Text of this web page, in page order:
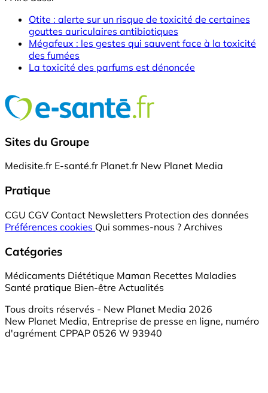
Otite : alerte sur un risque de toxicité de certaines
gouttes auriculaires antibiotiques
Mégafeux : les gestes qui sauvent face à la toxicité
des fumées
La toxicité des parfums est dénoncée
Sites du Groupe
Medisite.fr E-santé.fr Planet.fr New Planet Media
Pratique
CGU CGV Contact Newsletters Protection des données
Préférences cookies Qui sommes-nous ? Archives
Catégories
Médicaments Diététique Maman Recettes Maladies
Santé pratique Bien-être Actualités
Tous droits réservés - New Planet Media 2026
New Planet Media, Entreprise de presse en ligne, numéro
d'agrément CPPAP 0526 W 93940